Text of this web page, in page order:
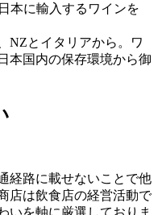
本に輸入するワインを
NZとイタリアから。ワ
本国内の保存環境から御
経路に載せないことで他
店は飲食店の経営活動で
いを軸に厳選しておりま